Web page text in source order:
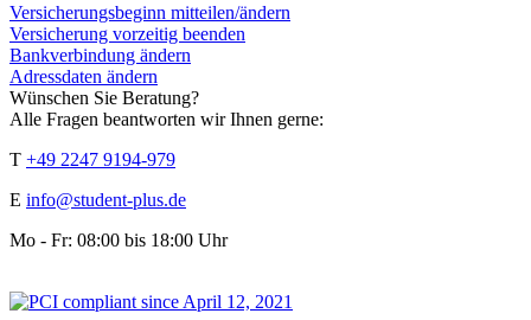
Versicherungsbeginn mitteilen/ändern
Versicherung vorzeitig beenden
Bankverbindung ändern
Adressdaten ändern
Wünschen Sie Beratung?
Alle Fragen beantworten wir Ihnen gerne:
T +49 2247 9194-979
E info@student-plus.de
Mo - Fr: 08:00 bis 18:00 Uhr